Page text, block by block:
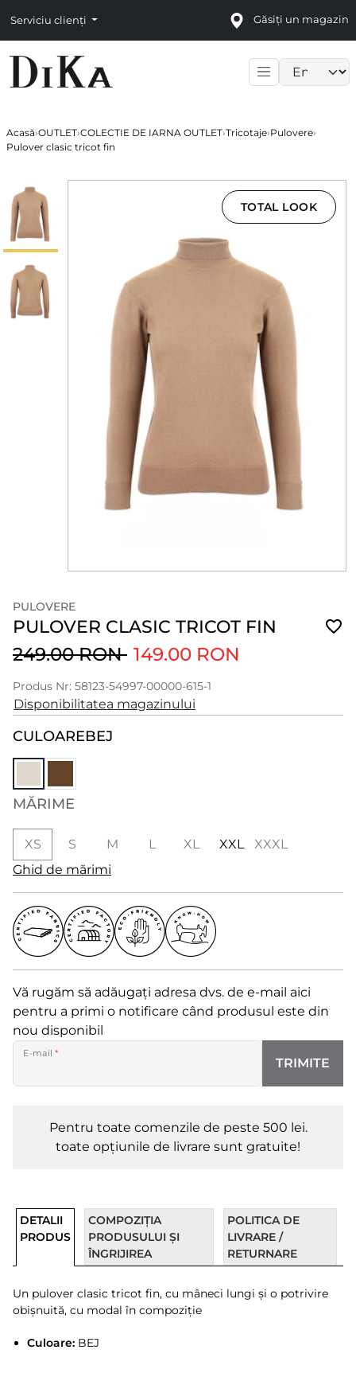
Serviciu clienți Găsiți un magazin
Acasă›OUTLET›COLECTIE DE IARNA OUTLET›Tricotaje›Pulovere›
Pulover clasic tricot fin
TOTAL LOOK
PULOVERE
PULOVER CLASIC TRICOT FIN
249.00 RON 149.00 RON
Produs Nr: 58123-54997-00000-615-1
Disponibilitatea magazinului
CULOAREBEJ
MĂRIME
XS S M L XL XXL
XXXL
Ghid de mărimi
Vă rugăm să adăugați adresa dvs. de e-mail aici
pentru a primi o notificare când produsul este din
nou disponibil
E-mail*
TRIMITE
Pentru toate comenzile de peste 500 lei.
toate opțiunile de livrare sunt gratuite!
DETALII
PRODUS
COMPOZIȚIA
PRODUSULUI ȘI
ÎNGRIJIREA
POLITICA DE
LIVRARE /
RETURNARE
Un pulover clasic tricot fin, cu mâneci lungi și o potrivire
obișnuită, cu modal în compoziție
Culoare:BEJ